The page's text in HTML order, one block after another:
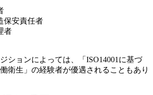
保安責任者
者
ションによっては、「ISO14001に基づ
衛生」の経験者が優遇されることもあり